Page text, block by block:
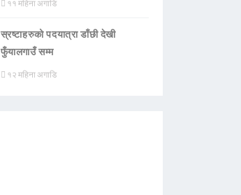
११ महिना अगाडि
स्रष्टाहरुको पदयात्रा डाँछी देखी
फुँयालगाउँ सम्म
१२ महिना अगाडि